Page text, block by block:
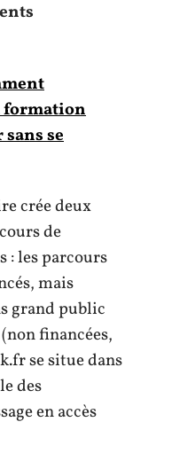
formation
se
crée deux
de
: les parcours
mais
grand public
financées,
se situe dans
des
en accès